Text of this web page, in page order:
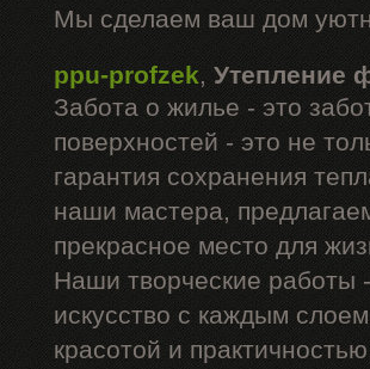
Мы сделаем ваш дом
ppu-profzek, Утепление
Забота о жилье - это
поверхностей - это не
гарантия сохранения
наши мастера,
прекрасное место для
Наши творческие работы
искусство с каждым
красотой и